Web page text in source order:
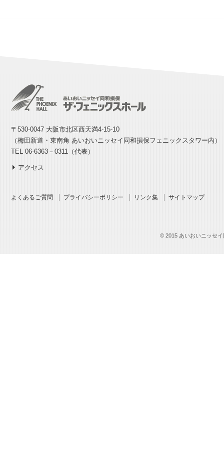
〒530-0047 大阪市北区西天満4-15-10
（梅田新道・東南角 あいおいニッセイ同和損保フェニックスタワー内）
TEL 06-6363－0311（代表）
アクセス
よくあるご質問 プライバシーポリシー リンク集 サイトマップ
© 2015 あいおいニッセ